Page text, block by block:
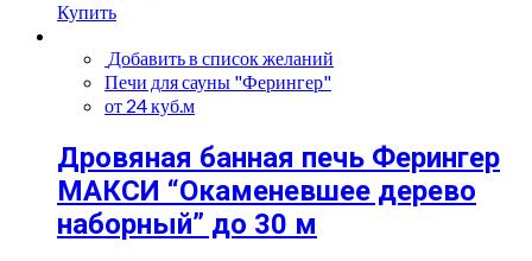
Купить
Добавить в список желаний
Печи для сауны "Ферингер"
от 24 куб.м
Дровяная банная печь Ферингер
МАКСИ “Окаменевшее дерево
наборный” до 30 м